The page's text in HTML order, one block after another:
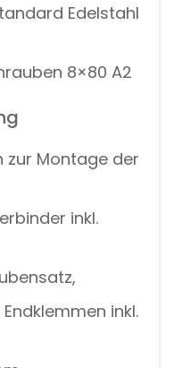
Edelstahl
8×80 A2
zur Montage der
inkl.
inkl.